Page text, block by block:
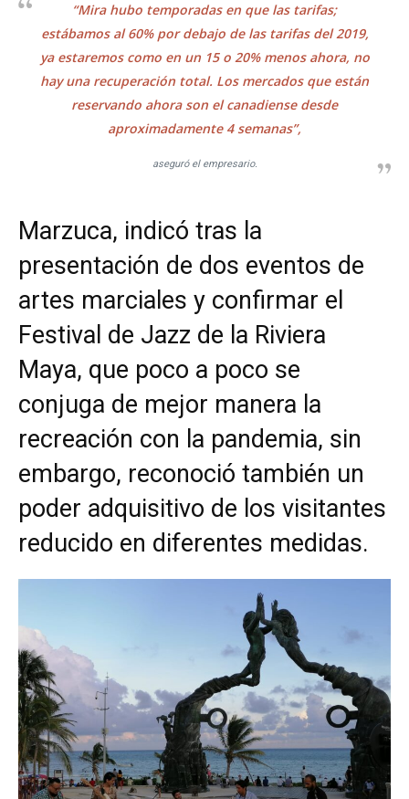
“Mira hubo temporadas en que las tarifas;
estábamos al 60% por debajo de las tarifas del 2019,
ya estaremos como en un 15 o 20% menos ahora, no
hay una recuperación total. Los mercados que están
reservando ahora son el canadiense desde
aproximadamente 4 semanas”,
aseguró el empresario.
Marzuca, indicó tras la
presentación de dos eventos de
artes marciales y confirmar el
Festival de Jazz de la Riviera
Maya, que poco a poco se
conjuga de mejor manera la
recreación con la pandemia, sin
embargo, reconoció también un
poder adquisitivo de los visitantes
reducido en diferentes medidas.